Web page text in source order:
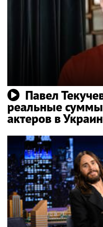
Павел
реальные
актеров в